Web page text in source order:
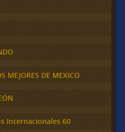
MEJORES DE MEXICO
Internacionales 60